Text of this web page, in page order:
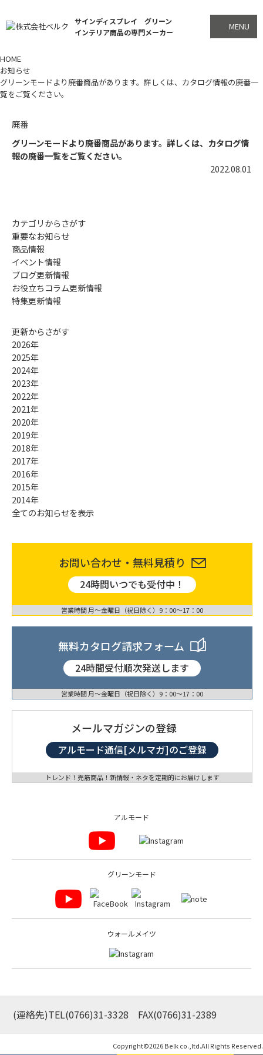
サインディスプレイ グリーン
インテリア商品の専門メーカー
MENU
HOME
お知らせ
グリーンモードより廃番商品があります。詳しくは、カタログ情報の廃番一
覧をご覧ください。
廃番
グリーンモードより廃番商品があります。詳しくは、カタログ情
報の廃番一覧をご覧ください。
2022.08.01
カテゴリからさがす
重要なお知らせ
商品情報
イベント情報
ブログ更新情報
お役立ちコラム更新情報
特集更新情報
更新からさがす
2026年
2025年
2024年
2023年
2022年
2021年
2020年
2019年
2018年
2017年
2016年
2015年
2014年
全てのお知らせを表示
お問い合わせ・無料見積り
24時間いつでも受付中！
営業時間 月〜金曜日（祝日除く）9：00〜17：00
無料カタログ請求フォーム
24時間受付順次発送します
営業時間 月〜金曜日（祝日除く）9：00〜17：00
メールマガジンの登録
アルモード通信[メルマガ]のご登録
トレンド！売筋商品！新情報・ネタを定期的にお届けします
アルモード
グリーンモード
ウォールメイツ
(連絡先)TEL(0766)31-3328 FAX(0766)31-2389
Copyright©2026 Belk co.,ltd.All Rights Reserved.